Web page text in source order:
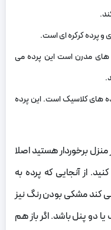
و پرده کرکره‌ ای است.
های مدرن است این پرده می‌
های کلاسیک است. این پرده
برخوردار هستید اصلا
از آنجایی که پرده به
کند مشکی بودن رنگ نیز
دو پنل باشد. اگر باز هم